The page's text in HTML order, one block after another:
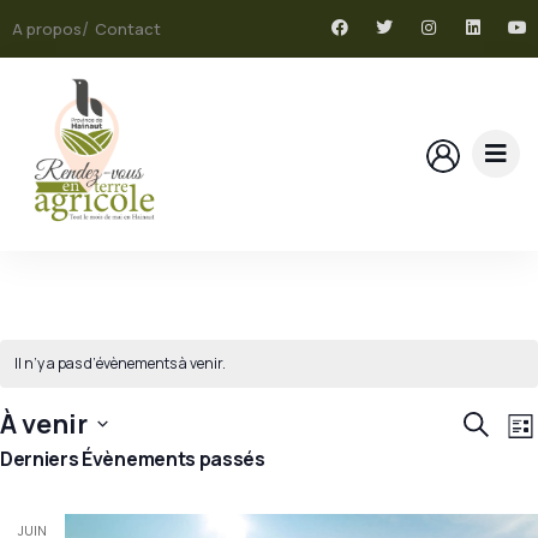
A propos Contact
Il n’y a pas d’évènements à venir.
de
À venir
Sélectionnez
date.
Derniers Évènements passés
JUIN